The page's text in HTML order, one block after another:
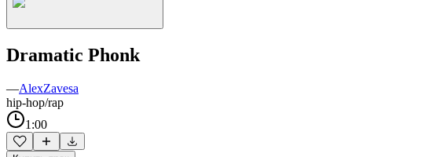
Dramatic Phonk
—AlexZavesa
hip-hop/rap
1:00